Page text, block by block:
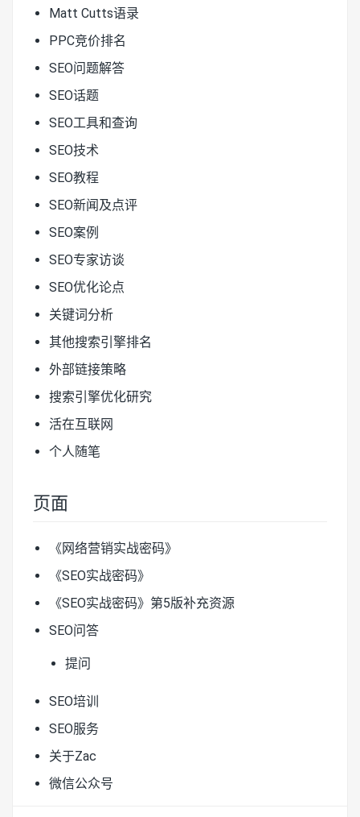
Matt Cutts语录
PPC竞价排名
SEO问题解答
SEO话题
SEO工具和查询
SEO技术
SEO教程
SEO新闻及点评
SEO案例
SEO专家访谈
SEO优化论点
关键词分析
其他搜索引擎排名
外部链接策略
搜索引擎优化研究
活在互联网
个人随笔
页面
《网络营销实战密码》
《SEO实战密码》
《SEO实战密码》第5版补充资源
SEO问答
提问
SEO培训
SEO服务
关于Zac
微信公众号